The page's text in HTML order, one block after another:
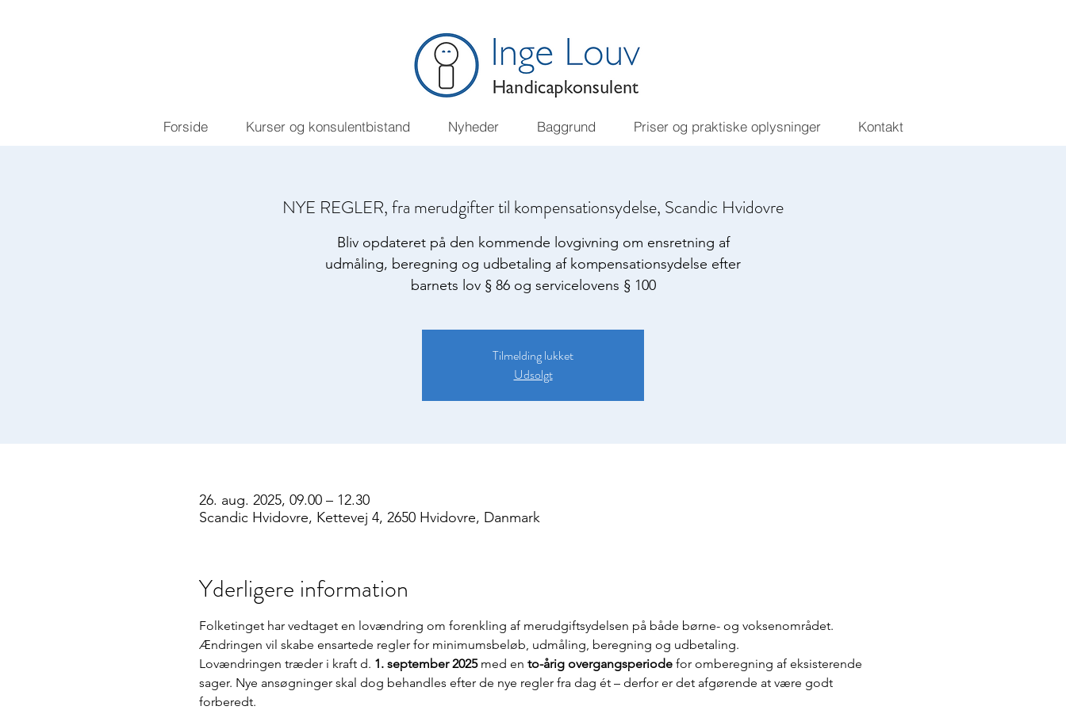
Forside Kurser og konsulentbistand Nyheder Baggrund Priser og praktiske oplysninger Kontakt
NYE REGLER, fra merudgifter til kompensationsydelse, Scandic Hvidovre
Bliv opdateret på den kommende lovgivning om ensretning af
udmåling, beregning og udbetaling af kompensationsydelse efter
barnets lov § 86 og servicelovens § 100
Tilmelding lukket
Udsolgt
26. aug. 2025, 09.00 – 12.30
Scandic Hvidovre, Kettevej 4, 2650 Hvidovre, Danmark
Yderligere information
Folketinget har vedtaget en lovændring om forenkling af merudgiftsydelsen på både børne- og voksenområdet.
Ændringen vil skabe ensartede regler for minimumsbeløb, udmåling, beregning og udbetaling.
Lovændringen træder i kraft d. 1. september 2025 med en to-årig overgangsperiode for omberegning af eksisterende
sager. Nye ansøgninger skal dog behandles efter de nye regler fra dag ét – derfor er det afgørende at være godt
forberedt.